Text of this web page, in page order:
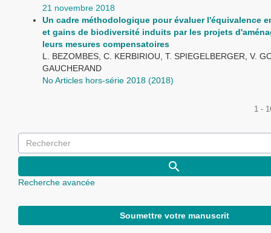
21 novembre 2018
Un cadre méthodologique pour évaluer l'équivalence
et gains de biodiversité induits par les projets
leurs mesures compensatoires
L. BEZOMBES, C. KERBIRIOU, T. SPIEGELBERGER, V.
GAUCHERAND
No Articles hors-série 2018 (2018)
1 -
Recherche avancée
Soumettre votre manuscrit